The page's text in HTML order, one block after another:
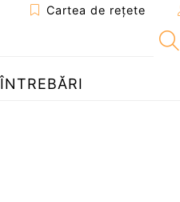
Cartea de rețete
ÎNTREBĂRI